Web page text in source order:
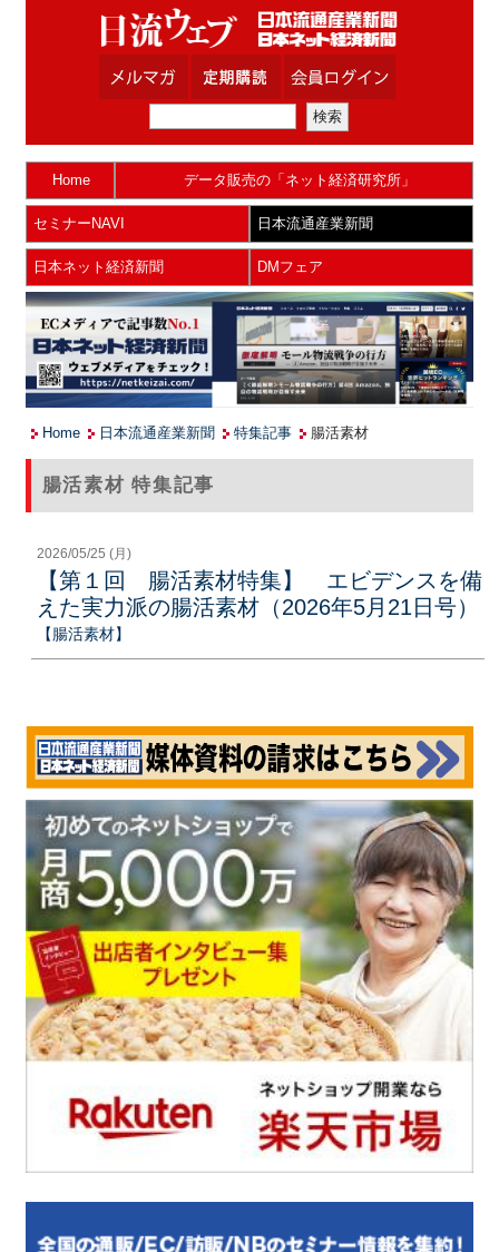
Home データ販売の「ネット経済研究所」
セミナーNAVI 日本流通産業新聞
日本ネット経済新聞 DMフェア
Home 日本流通産業新聞 特集記事 腸活素材
腸活素材 特集記事
2026/05/25 (月)
【第１回 腸活素材特集】 エビデンスを備
えた実力派の腸活素材（2026年5月21日号）
【腸活素材】